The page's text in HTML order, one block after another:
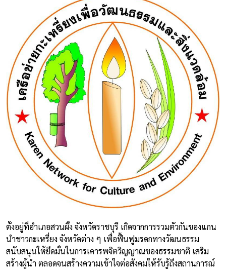
ตั้งอยู่ที่อำเภอสวนผึ้ง จังหวัดราชบุรี เกิดจากการรวมตัวกันของแกน
นำชาวกะเหรี่ยง จังหวัดต่าง ๆ เพื่อฟื้นฟูมรดกทางวัฒนธรรม
สนับสนุนให้ยึดมั่นในการเคารพจิตวิญญาณของธรรมชาติ เสริม
สร้างผู้นำ ตลอดจนสร้างความเข้าใจต่อสังคมให้รับรู้ถึงสถานการณ์